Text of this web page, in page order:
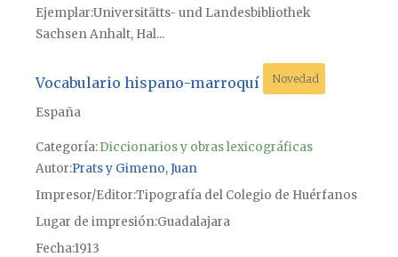
Ejemplar Universitätts- und Landesbibliothek
Sachsen Anhalt, Hal...
Vocabulario hispano-marroquí Novedad
España
Categoría:Diccionarios y obras lexicográficas
Autor Prats y Gimeno, Juan
Impresor/Editor Tipografía del Colegio de Huérfanos
Lugar de impresiónGuadalajara
Fecha1913